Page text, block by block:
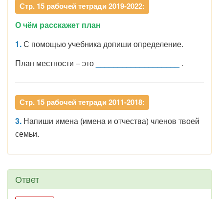
Стр. 15 рабочей тетради 2019-2022:
О чём расскажет план
1.С помощью учебника допиши определение.
План местности – это
.
Стр. 15 рабочей тетради 2011-2018:
3. Напиши имена (имена и отчества) членов твоей
семьи.
Ответ